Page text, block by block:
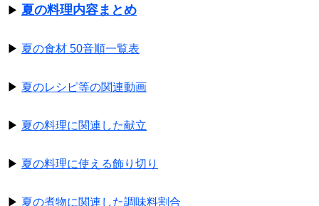
▶ 夏の料理内容まとめ
▶ 夏の食材 50音順一覧表
▶ 夏のレシピ等の関連動画
▶ 夏の料理に関連した献立
▶ 夏の料理に使える飾り切り
▶ 夏の煮物に関連した調味料割合